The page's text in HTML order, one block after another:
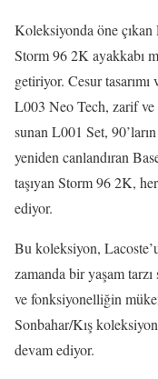
Koleksiyonda öne
Storm 96 2K ayakkabı
getiriyor. Cesur
L003 Neo Tech, zarif ve
sunan L001 Set,
yeniden canlandıran
taşıyan Storm 96 2K,
ediyor.
Bu koleksiyon,
zamanda bir yaşam
ve fonksiyonelliğin
Sonbahar/Kış
devam ediyor.